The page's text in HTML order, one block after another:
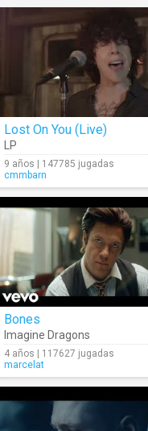
Lost On You (Live)
LP
9 años | 147785 jugadas
cmmbarn
Bones
Imagine Dragons
4 años | 117627 jugadas
marcelat